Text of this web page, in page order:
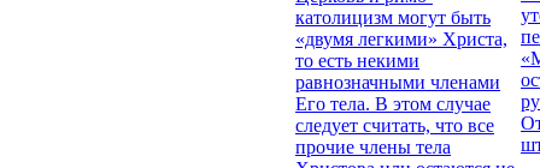
католицизм могут быть
«двумя легкими» Христа,
то есть некими
равнозначными членами
Его тела. В этом случае
следует считать, что все
прочие члены тела